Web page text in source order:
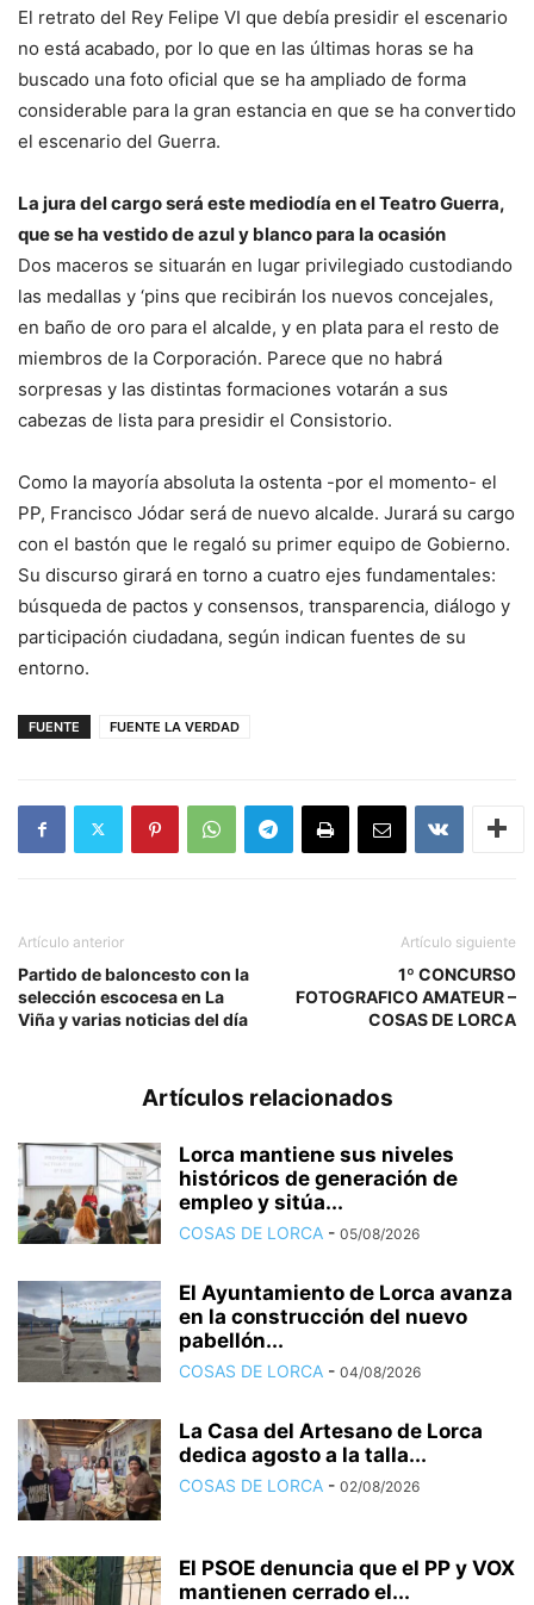
El retrato del Rey Felipe VI que debía presidir el escenario
no está acabado, por lo que en las últimas horas se ha
buscado una foto oficial que se ha ampliado de forma
considerable para la gran estancia en que se ha convertido
el escenario del Guerra.
La jura del cargo será este mediodía en el Teatro Guerra,
que se ha vestido de azul y blanco para la ocasión
Dos maceros se situarán en lugar privilegiado custodiando
las medallas y ‘pins que recibirán los nuevos concejales,
en baño de oro para el alcalde, y en plata para el resto de
miembros de la Corporación. Parece que no habrá
sorpresas y las distintas formaciones votarán a sus
cabezas de lista para presidir el Consistorio.
Como la mayoría absoluta la ostenta -por el momento- el
PP, Francisco Jódar será de nuevo alcalde. Jurará su cargo
con el bastón que le regaló su primer equipo de Gobierno.
Su discurso girará en torno a cuatro ejes fundamentales:
búsqueda de pactos y consensos, transparencia, diálogo y
participación ciudadana, según indican fuentes de su
entorno.
FUENTE FUENTE LA VERDAD
Artículo anterior
Partido de baloncesto con la
selección escocesa en La
Viña y varias noticias del día
Artículo siguiente
1º CONCURSO
FOTOGRAFICO AMATEUR –
COSAS DE LORCA
Artículos relacionados
Lorca mantiene sus niveles
históricos de generación de
empleo y sitúa...
COSAS DE LORCA - 05/08/2026
El Ayuntamiento de Lorca avanza
en la construcción del nuevo
pabellón...
COSAS DE LORCA - 04/08/2026
La Casa del Artesano de Lorca
dedica agosto a la talla...
COSAS DE LORCA - 02/08/2026
El PSOE denuncia que el PP y VOX
mantienen cerrado el...